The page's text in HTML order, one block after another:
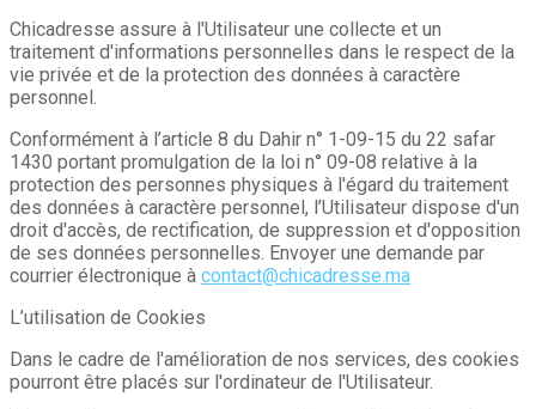
Chicadresse assure à l'Utilisateur une collecte et un
traitement d'informations personnelles dans le respect de la
vie privée et de la protection des données à caractère
personnel.
Conformément à l’article 8 du Dahir n° 1-09-15 du 22 safar
1430 portant promulgation de la loi n° 09-08 relative à la
protection des personnes physiques à l'égard du traitement
des données à caractère personnel, l’Utilisateur dispose d'un
droit d'accès, de rectification, de suppression et d'opposition
de ses données personnelles. Envoyer une demande par
courrier électronique à contact@chicadresse.ma
L’utilisation de Cookies
Dans le cadre de l'amélioration de nos services, des cookies
pourront être placés sur l'ordinateur de l'Utilisateur.